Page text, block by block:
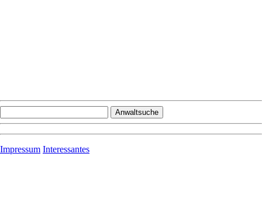
Impressum Interessantes